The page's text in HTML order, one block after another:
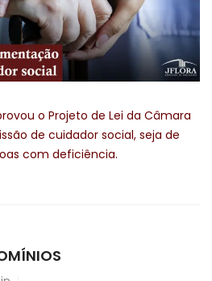
o Projeto de Lei da Câmara
de cuidador social, seja de
com deficiência.